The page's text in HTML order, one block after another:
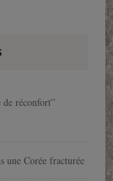
réconfort”
une Corée fracturée